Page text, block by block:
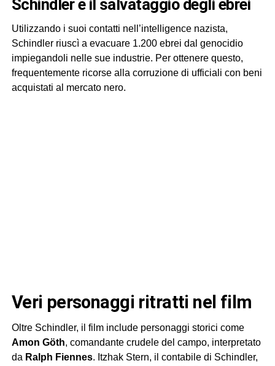
Schindler e il salvataggio degli ebrei
Utilizzando i suoi contatti nell’intelligence nazista,
Schindler riuscì a evacuare 1.200 ebrei dal genocidio
impiegandoli nelle sue industrie. Per ottenere questo,
frequentemente ricorse alla corruzione di ufficiali con beni
acquistati al mercato nero.
Veri personaggi ritratti nel film
Oltre Schindler, il film include personaggi storici come
Amon Göth, comandante crudele del campo, interpretato
da Ralph Fiennes. Itzhak Stern, il contabile di Schindler,